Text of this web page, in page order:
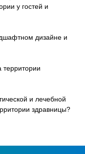
у гостей и
дизайне и
территории
и лечебной
здравницы?